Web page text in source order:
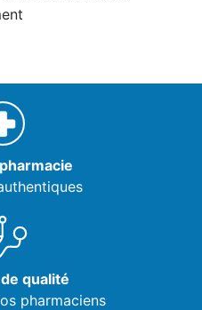
qualité
pharmaciens